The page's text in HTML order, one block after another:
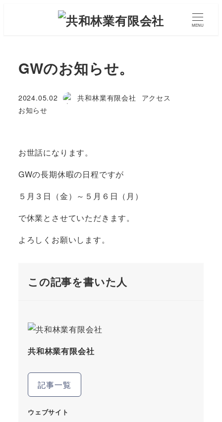
MENU
GWのお知らせ。
投稿日
2024.05.02
著
共和林業有限会社 カテゴリー
アクセス
カテゴリー
お知らせ
お世話になります。
GWの長期休暇の日程ですが
５月３日（金）～５月６日（月）
で休業とさせていただきます。
よろしくお願いします。
この記事を書いた人
共和林業有限会社
記事一覧
ウェブサイト